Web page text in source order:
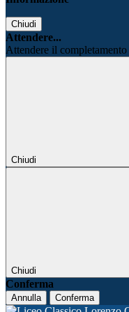
Chiudi
Attendere...
Attendere il
Chiudi
Chiudi
Conferma
Annulla Conferma